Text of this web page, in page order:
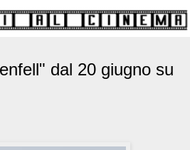
dal 20 giugno su